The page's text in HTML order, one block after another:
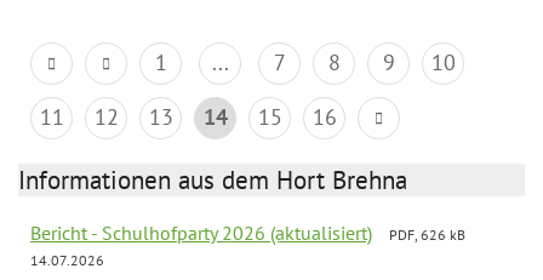
1 ... 7 8 9
10
11
12 13 14 15 16
Informationen aus dem Hort Brehna
Bericht - Schulhofparty 2026 (aktualisiert)
PDF, 626 kB
14.07.2026